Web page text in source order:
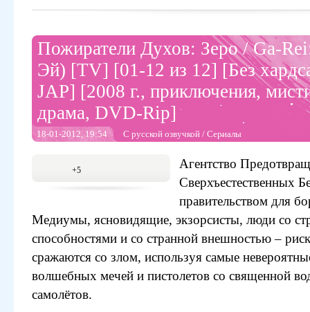
Пожиратели Духов: Зеро / Ga-
Эй) [TV] [01-12 из 12] [Без
JAP] [2008 г., приключения,
драма, DVD-Rip]
18-01-2012, 19:54 С русской озвучкой / Сериалы
+5
Агентство
Сверхъестественных
правительством для
Медиумы, ясновидящие, экзорсисты, люди со
способностями и со странной внешностью –
сражаются со злом, используя самые
волшебных мечей и пистолетов со священной
самолётов.